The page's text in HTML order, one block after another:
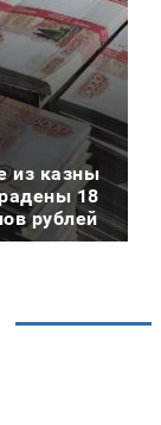
из казны
18
рублей